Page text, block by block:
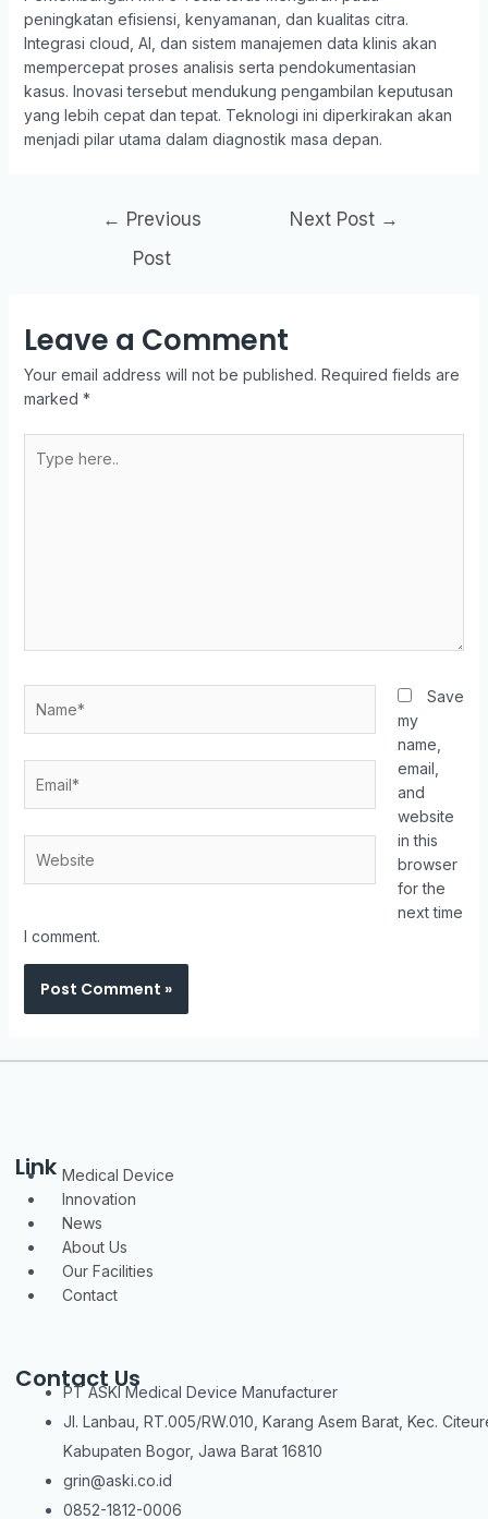
peningkatan efisiensi, kenyamanan, dan kualitas citra.
Integrasi cloud, AI, dan sistem manajemen data klinis akan
mempercepat proses analisis serta pendokumentasian
kasus. Inovasi tersebut mendukung pengambilan keputusan
yang lebih cepat dan tepat. Teknologi ini diperkirakan akan
menjadi pilar utama dalam diagnostik masa depan.
navigation
← Previous
Post
Next Post →
Leave a Comment
Your email address will not be published. Required fields are
marked *
here..
Save
my
name,
email,
and
website
in this
browser
for the
next time
I comment.
Link
Menu
Medical Device
Innovation
News
About Us
Our Facilities
Contact
Contact Us
PT ASKI Medical Device Manufacturer
Jl. Lanbau, RT.005/RW.010, Karang Asem Barat, Kec.
Kabupaten Bogor, Jawa Barat 16810
grin@aski.co.id
0852-1812-0006